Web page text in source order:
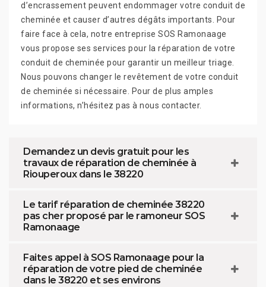
d’encrassement peuvent endommager votre conduit de
cheminée et causer d’autres dégâts importants. Pour
faire face à cela, notre entreprise SOS Ramonaage
vous propose ses services pour la réparation de votre
conduit de cheminée pour garantir un meilleur triage.
Nous pouvons changer le revêtement de votre conduit
de cheminée si nécessaire. Pour de plus amples
informations, n’hésitez pas à nous contacter.
Demandez un devis gratuit pour les
travaux de réparation de cheminée à
Riouperoux dans le 38220
Le tarif réparation de cheminée 38220
pas cher proposé par le ramoneur SOS
Ramonaage
Faites appel à SOS Ramonaage pour la
réparation de votre pied de cheminée
dans le 38220 et ses environs